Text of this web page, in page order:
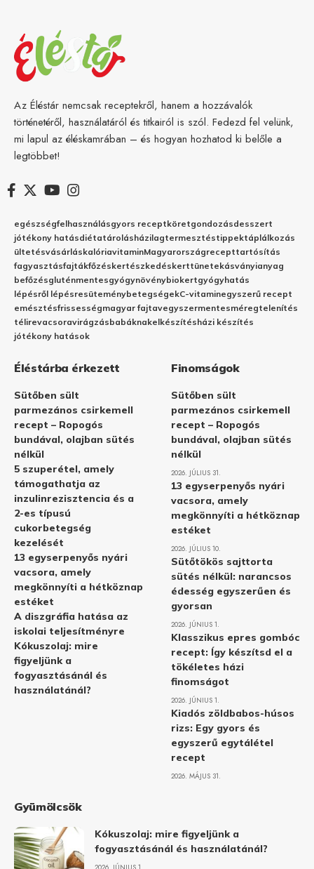
Az Éléstár nemcsak receptekről, hanem a hozzávalók
történetéről, használatáról és titkairól is szól. Fedezd fel velünk,
mi lapul az éléskamrában – és hogyan hozhatod ki belőle a
legtöbbet!
egészségfelhasználásgyors receptköretgondozásdesszert
jótékony hatásdiétatárolásházilagtermesztéstippektáplálkozás
ültetésvásárláskalóriavitaminMagyarországrecepttartósítás
fagyasztásfajtákfőzéskertészkedéskerttünetekásványianyag
befőzésgluténmentesgyógynövénybiokertgyógyhatás
lépésről lépésresüteménybetegségekC-vitaminegyszerű recept
emésztésfrissességmagyar fajtavegyszermentesméregtelenítés
télirevacsoravirágzásbabáknakelkészítésházi készítés
jótékony hatások
Éléstárba érkezett
Sütőben sült
parmezános csirkemell
recept – Ropogós
bundával, olajban sütés
nélkül
5 szuperétel, amely
támogathatja az
inzulinrezisztencia és a
2-es típusú
cukorbetegség
kezelését
13 egyserpenyős nyári
vacsora, amely
megkönnyíti a hétköznap
estéket
A diszgráfia hatása az
iskolai teljesítményre
Kókuszolaj: mire
figyeljünk a
fogyasztásánál és
használatánál?
Finomságok
Sütőben sült
parmezános csirkemell
recept – Ropogós
bundával, olajban sütés
nélkül
2026. JÚLIUS 31.
13 egyserpenyős nyári
vacsora, amely
megkönnyíti a hétköznap
estéket
2026. JÚLIUS 10.
Sütőtökös sajttorta
sütés nélkül: narancsos
édesség egyszerűen és
gyorsan
2026. JÚNIUS 1.
Klasszikus epres gombóc
recept: Így készítsd el a
tökéletes házi
finomságot
2026. JÚNIUS 1.
Kiadós zöldbabos-húsos
rizs: Egy gyors és
egyszerű egytálétel
recept
2026. MÁJUS 31.
Gyümölcsök
Kókuszolaj: mire figyeljünk a
fogyasztásánál és használatánál?